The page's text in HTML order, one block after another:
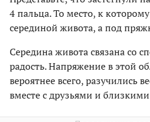
4 пальца. То место, к
серединой живота, а под
Середина живота связана со
радость. Напряжение в этой
вероятнее всего, разучились
вместе с друзьями и